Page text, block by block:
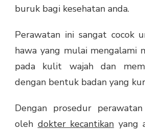
buruk bagi kesehatan anda.
Perawatan ini sangat cocok
hawa yang mulai mengalami
pada kulit wajah dan
dengan bentuk badan yang
Dengan prosedur
oleh dokter kecantikan yang